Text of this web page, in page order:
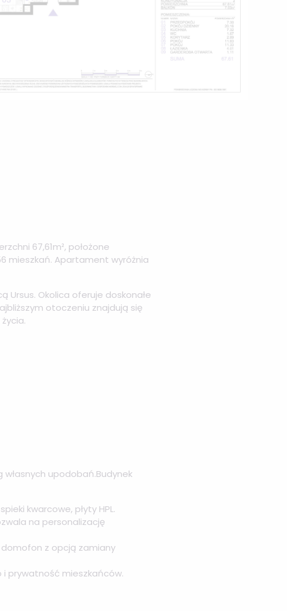
67,61m², położone
mieszkań. Apartament wyróżnia
Ursus. Okolica oferuje doskonałe
otoczeniu znajdują się
upodobań.Budynek
kwarcowe, płyty HPL.
na personalizację
z opcją zamiany
prywatność mieszkańców.